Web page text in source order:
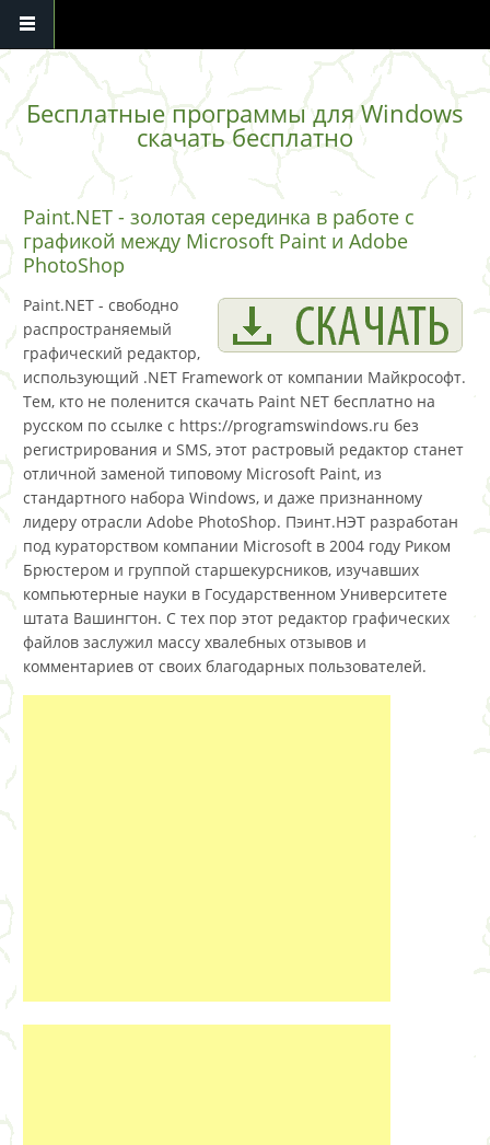
Перейти к основному содержанию
Бесплатные программы для Windows
скачать бесплатно
Paint.NET - золотая серединка в работе с
графикой между Microsoft Paint и Adobe
PhotoShop
Paint.NET - свободно
распространяемый
графический редактор,
использующий .NET Framework от компании Майкрософт.
Тем, кто не поленится скачать Paint NET бесплатно на
русском по ссылке с https://programswindows.ru без
регистрирования и SMS, этот растровый редактор станет
отличной заменой типовому Microsoft Paint, из
стандартного набора Windows, и даже признанному
лидеру отрасли Adobe PhotoShop. Пэинт.НЭТ разработан
под кураторством компании Microsoft в 2004 году Риком
Брюстером и группой старшекурсников, изучавших
компьютерные науки в Государственном Университете
штата Вашингтон. С тех пор этот редактор графических
файлов заслужил массу хвалебных отзывов и
комментариев от своих благодарных пользователей.